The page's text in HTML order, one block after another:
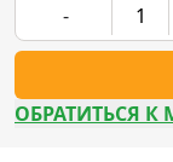
-
ОБРАТИТЬСЯ К